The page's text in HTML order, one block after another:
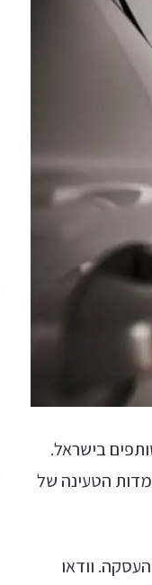
בישראל.
הטעינה של
וודאו